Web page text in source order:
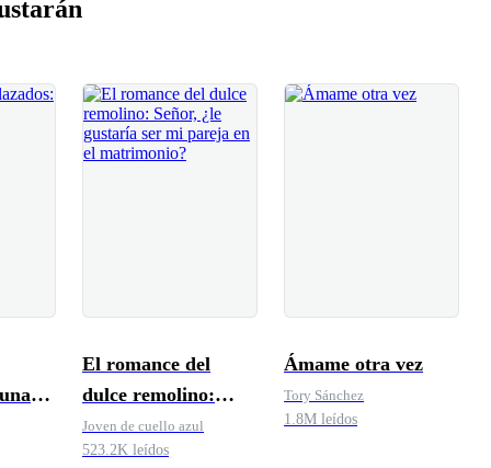
El romance del
dulce remolino:
Señor, ¿le gustaría
ser mi pareja en el
Joven de cuello azul
523.2K leídos
Ámame otra vez
Tory Sánchez
1.8M leídos